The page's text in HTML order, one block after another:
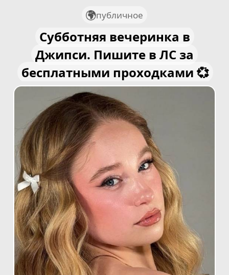
публичное
Субботняя вечеринка в
Джипси. Пишите в ЛС за
бесплатными проходками 💞